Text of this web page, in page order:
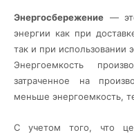
Энергосбережение —
энергии как при
так и при использовании
Энергоемкость
затраченное на
меньше энергоемкость,
С учетом того, что